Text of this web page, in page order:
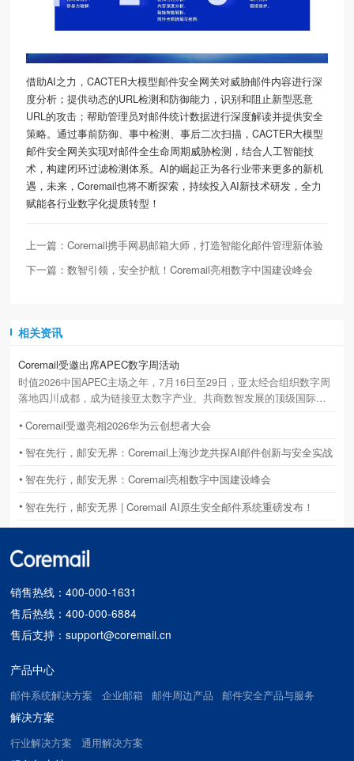
借助AI之力，CACTER大模型邮件安全网关对威胁邮件内容进行深
度分析；提供动态的URL检测和防御能力，识别和阻止新型恶意
URL的攻击；帮助管理员对邮件统计数据进行深度解读并提供安全
策略。通过事前防御、事中检测、事后二次扫描，CACTER大模型
邮件安全网关实现对邮件全生命周期威胁检测，结合人工智能技
术，构建闭环过滤检测体系。AI的崛起正为各行业带来更多的新机
遇，未来，Coremail也将不断探索，持续投入AI新技术研发，全力
赋能各行业数字化提质转型！
上一篇：Coremail携手网易邮箱大师，打造智能化邮件管理新体验
下一篇：数智引领，安全护航！Coremail亮相数字中国建设峰会
相关资讯
Coremail受邀出席APEC数字周活动
时值2026中国APEC主场之年，7月16日至29日，亚太经合组织数字周
落地四川成都，成为链接亚太数字产业、共商数智发展的顶级国际盛
方特邀，作为中方代表深度参与本次高规格国际活动并发表主题演
讲。
Coremail受邀亮相2026华为云创想者大会
智在先行，邮安无界：Coremail上海沙龙共探AI邮件创新与安全实战
智在先行，邮安无界：Coremail亮相数字中国建设峰会
智在先行，邮安无界 | Coremail AI原生安全邮件系统重磅发布！
销售热线：400-000-1631
售后热线：400-000-6884
售后支持：support@coremail.cn
产品中心
邮件系统解决方案 企业邮箱 邮件周边产品 邮件安全产品与服务
解决方案
行业解决方案 通用解决方案